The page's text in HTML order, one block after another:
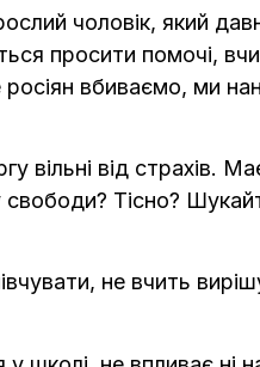
чоловік, який
просити помочі,
вбиваємо, ми
від страхів.
Тісно?
не вчить